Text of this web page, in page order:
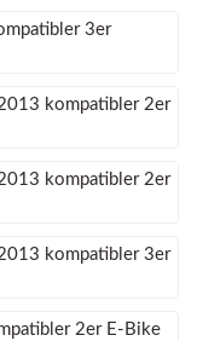
3er
kompatibler 2er
kompatibler 2er
kompatibler 3er
2er E-Bike